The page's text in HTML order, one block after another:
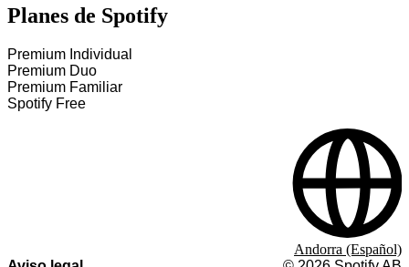
Planes de Spotify
Premium Individual
Premium Duo
Premium Familiar
Spotify Free
Andorra (Español)